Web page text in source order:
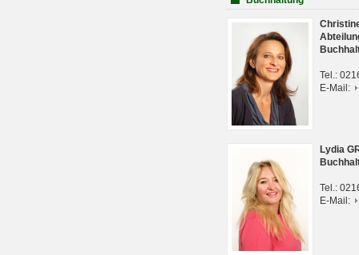
Tel.:
E-Mail:
Lydia
Tel.:
E-Mail: